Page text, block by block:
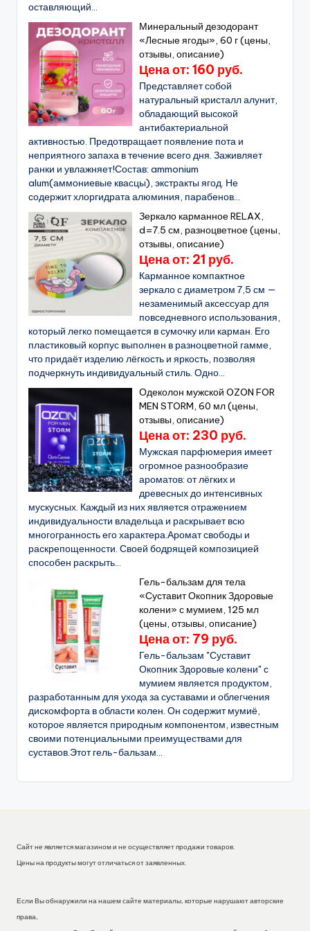
оставляющий...
Минеральный дезодорант
«Лесные ягоды», 60 г (цены,
отзывы, описание)
Цена от: 160 руб.
Представляет собой
натуральный кристалл алунит,
обладающий высокой
антибактериальной
активностью. Предотвращает появление пота и
неприятного запаха в течение всего дня. Заживляет
ранки и увлажняет!Состав: ammonium
alum(аммониевые квасцы), экстракты ягод. Не
содержит хлоргидрата алюминия, парабенов...
Зеркало карманное RELAX,
d=7.5 см, разноцветное (цены,
отзывы, описание)
Цена от: 21 руб.
Карманное компактное
зеркало с диаметром 7,5 см —
незаменимый аксессуар для
повседневного использования,
который легко помещается в сумочку или карман. Его
пластиковый корпус выполнен в разноцветной гамме,
что придаёт изделию лёгкость и яркость, позволяя
подчеркнуть индивидуальный стиль. Одно...
Одеколон мужской OZON FOR
MEN STORM, 60 мл (цены,
отзывы, описание)
Цена от: 230 руб.
Мужская парфюмерия имеет
огромное разнообразие
ароматов: от лёгких и
древесных до интенсивных
мускусных. Каждый из них является отражением
индивидуальности владельца и раскрывает всю
многогранность его характера.Аромат свободы и
раскрепощенности. Своей бодрящей композицией
способен раскрыть...
Гель-бальзам для тела
«Суставит Окопник Здоровые
колени» с мумием, 125 мл
(цены, отзывы, описание)
Цена от: 79 руб.
Гель-бальзам "Суставит
Окопник Здоровые колени" с
мумием является продуктом,
разработанным для ухода за суставами и облегчения
дискомфорта в области колен. Он содержит мумиё,
которое является природным компонентом, известным
своими потенциальными преимуществами для
суставов.Этот гель-бальзам...
Сайт не является магазином и не осуществляет продажи товаров.
Цены на продукты могут отличаться от заявленных.
Если Вы обнаружили на нашем сайте материалы, которые нарушают авторские
права,